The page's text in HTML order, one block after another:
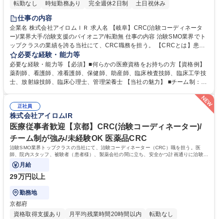
転勤なし
時短勤務あり 完全週休2日制 土日祝休み
仕事の内容
企業名 株式会社アイロムＩＲ 求人名 【岐阜】CRC(治験コーディネータ
ー)/業界大手/治験支援のパイオニア/転勤無 仕事の内容 治験SMO業界でト
ップクラスの業績を誇る当社にて、CRC職務を担う。 【CRCとは】患者
様へ試験の説明やスケジュール管理・各種データの管理等を実施。病院/患
者様/製薬企業の間で安全で円滑な治験の実施を支援。 【具体的には】治
験が円滑に進むよう、医師・院内スタッフ・被験者および製薬会社モニタ
ーの間に立ち、GCPを遵守し、十分な安全を確保できる体制を維持しつ
行う。【案件例】生活習慣病や癌、高齢化に伴う疾患等【当社の特徴】1
つの施設に複数名のCRCが勤務しているため、チーム制にて負担を分散さ
せることができ、比較的柔軟な働き方が可能。 募集職種 【岐阜】CRC(治
験コーディネーター)/業界大手/治験支援のパイオニア/転勤無
必要な経験・能力等
必要な経験・能力等 【必須】■何らかの医療資格をお持ちの方【資格例】
薬剤師、看護師、准看護師、保健師、助産師、臨床検査技師、臨床工学技
士、放射線技師、臨床心理士、管理栄養士 【当社の魅力】 ■チーム制：通
広いキャリア形成が可能。■働き方：チーム制を採用しているためメンバ
ー同士で協力して休日を取得することが可能。残業も月平均15h程■研
修：新卒採用を早期に実施した歴史があるため座学やOJT含め育成環境は
整備。入社後導入研修＋6ヶ月間のOJT研修（実地研修）を想定。CRC/S
MA社内認定制度も有。 学歴・資格 学歴：大学院 大学 高専 短大 専修学校
語学力： 資格：看護師 診療放射線技師 臨床工学技士
正社員
株式会社アイロムIR
医療従事者歓迎【京都】CRC(治験コーディネーター)/
チーム制が強み/未経験OK 医薬品CRC
治験SMO業界トップクラスの当社にて、治験コーディネーター（CRC）職を担う。医
師、院内スタッフ、被験者（患者様）、製薬会社の間に立ち、安全かつ計画通りに治験が
進行するよう支援する。
月給
29万円以上
勤務地
京都府
資格取得支援あり
月平均残業時間20時間以内
転勤なし